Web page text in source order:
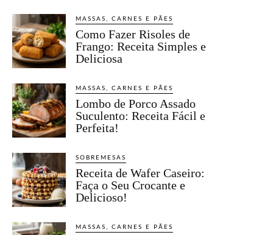
MASSAS, CARNES E PÃES
Como Fazer Risoles de
Frango: Receita Simples e
Deliciosa
MASSAS, CARNES E PÃES
Lombo de Porco Assado
Suculento: Receita Fácil e
Perfeita!
SOBREMESAS
Receita de Wafer Caseiro:
Faça o Seu Crocante e
Delicioso!
MASSAS, CARNES E PÃES